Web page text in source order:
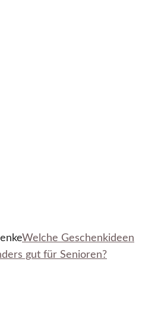
Welche Geschenkideen
gut für Senioren?